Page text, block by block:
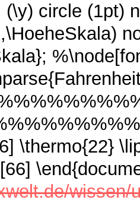
(\y) circle (1pt)
\thermo{22}
wissen/